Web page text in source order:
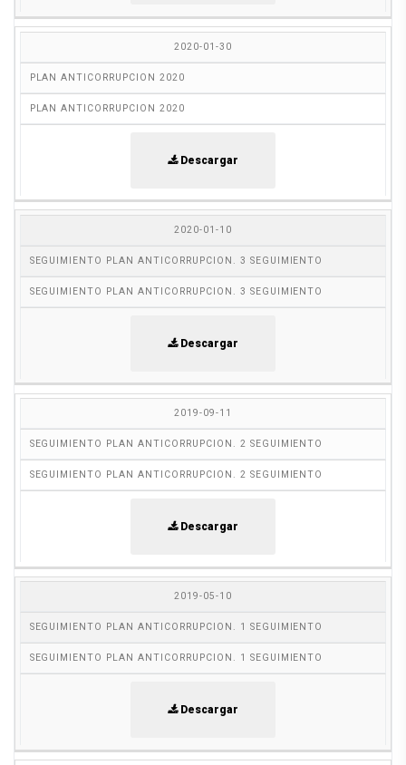
2020-01-30
PLAN ANTICORRUPCION 2020
PLAN ANTICORRUPCION 2020
Descargar
2020-01-10
SEGUIMIENTO PLAN ANTICORRUPCION. 3 SEGUIMIENTO
SEGUIMIENTO PLAN ANTICORRUPCION. 3 SEGUIMIENTO
Descargar
2019-09-11
SEGUIMIENTO PLAN ANTICORRUPCION. 2 SEGUIMIENTO
SEGUIMIENTO PLAN ANTICORRUPCION. 2 SEGUIMIENTO
Descargar
2019-05-10
SEGUIMIENTO PLAN ANTICORRUPCION. 1 SEGUIMIENTO
SEGUIMIENTO PLAN ANTICORRUPCION. 1 SEGUIMIENTO
Descargar